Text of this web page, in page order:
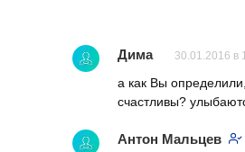
Дима 30.01.2016 в
а как Вы
счастливы?
Антон Мальцев